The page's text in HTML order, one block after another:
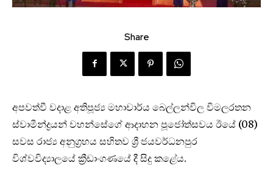
Share
අපවත්වී වදාළ අතිපූජ්‍ය මහාචාර්ය බෙල්ලන්විල විමලරතන
ස්වාමීන්ද්‍රයන් වහන්සේගේ ආදාහන පූජෝත්සවය ඊයේ (08)
සවස රාජ්‍ය අනුග්‍රහය සහිතව ශ්‍රී ජයවර්ධනපුර
විශ්වවිද්‍යාලයේ ක්‍රීඩාංගණයේ දී සිදු කළේය.